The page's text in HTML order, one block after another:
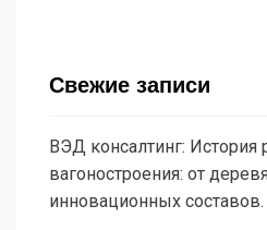
Свежие записи
ВЭД консалтинг: История
вагоностроения: от
инновационных составов.